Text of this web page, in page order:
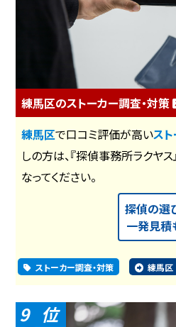
練馬区のストーカー調査・対策
練馬区で口コミ評価が高いス
しの方は、『探偵事務所ラクヤ
なってください。
探偵の選
一発見積
ストーカー調査・対策 練馬区
9